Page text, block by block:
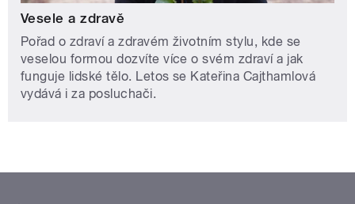
Vesele a zdravě
Pořad o zdraví a zdravém životním stylu, kde se
veselou formou dozvíte více o svém zdraví a jak
funguje lidské tělo. Letos se Kateřina Cajthamlová
vydává i za posluchači.